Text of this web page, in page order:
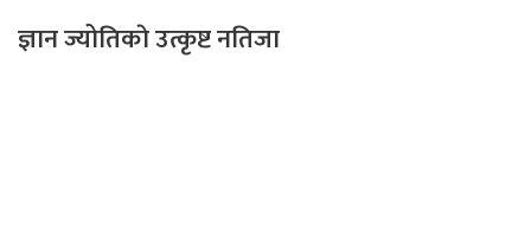
ज्ञान ज्योतिकाे उत्कृष्ट नतिजा